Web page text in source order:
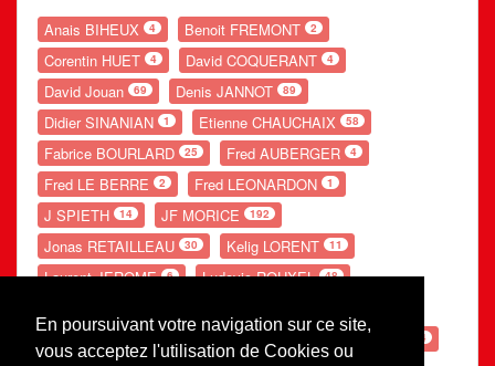
En poursuivant votre navigation sur ce site,
vous acceptez l'utilisation de Cookies ou
Anais BIHEUX 4 Benoit FREMONT 2
Corentin HUET 4 David COQUERANT 4
David Jouan 69 Denis JANNOT 89
Didier SINANIAN 1 Etienne CHAUCHAIX 58
Fabrice BOURLARD 25 Fred AUBERGER 4
Fred LE BERRE 2 Fred LEONARDON 1
J SPIETH 14 JF MORICE 192
Jonas RETAILLEAU 30 Kelig LORENT 11
Laurent JEROME 6 Ludovic ROUXEL 48
Ronan POUPON S LEBE Théo POTIER 54